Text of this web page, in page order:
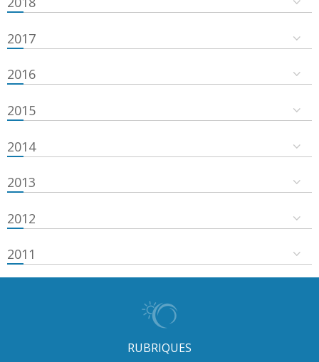
2017
2016
2015
2014
2013
2012
2011
RUBRIQUES